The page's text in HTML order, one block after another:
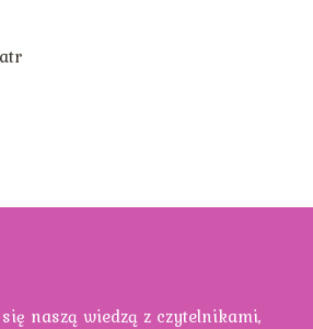
naszą wiedzą z czytelnikami,